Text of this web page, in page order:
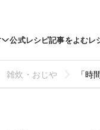
公式レシピ記事をよむレ
雑炊・おじや 「時